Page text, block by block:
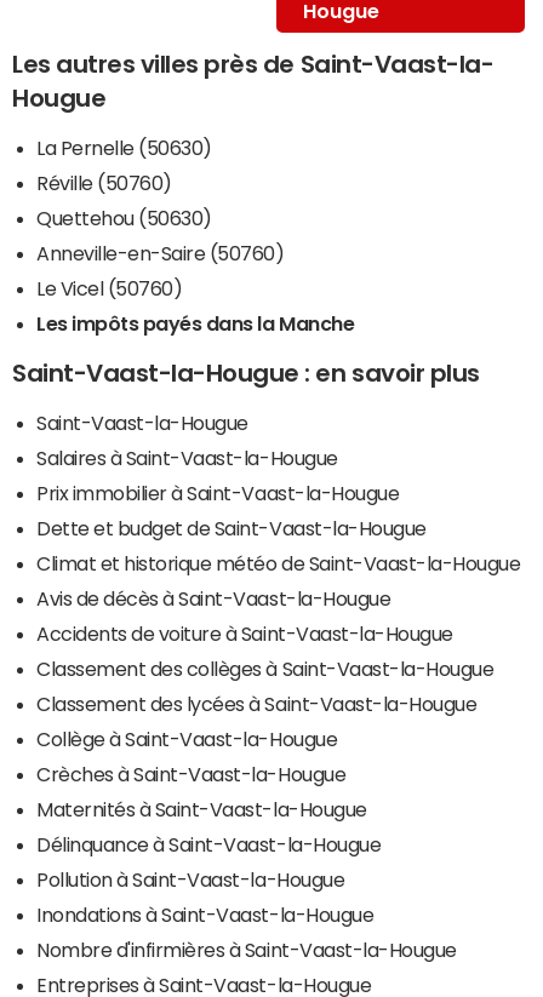
Hougue
Les autres villes près de Saint-Vaast-la-
Hougue
La Pernelle (50630)
Réville (50760)
Quettehou (50630)
Anneville-en-Saire (50760)
Le Vicel (50760)
Les impôts payés dans la Manche
Saint-Vaast-la-Hougue : en savoir plus
Saint-Vaast-la-Hougue
Salaires à Saint-Vaast-la-Hougue
Prix immobilier à Saint-Vaast-la-Hougue
Dette et budget de Saint-Vaast-la-Hougue
Climat et historique météo de Saint-Vaast-la-Hougue
Avis de décès à Saint-Vaast-la-Hougue
Accidents de voiture à Saint-Vaast-la-Hougue
Classement des collèges à Saint-Vaast-la-Hougue
Classement des lycées à Saint-Vaast-la-Hougue
Collège à Saint-Vaast-la-Hougue
Crèches à Saint-Vaast-la-Hougue
Maternités à Saint-Vaast-la-Hougue
Délinquance à Saint-Vaast-la-Hougue
Pollution à Saint-Vaast-la-Hougue
Inondations à Saint-Vaast-la-Hougue
Nombre d'infirmières à Saint-Vaast-la-Hougue
Entreprises à Saint-Vaast-la-Hougue